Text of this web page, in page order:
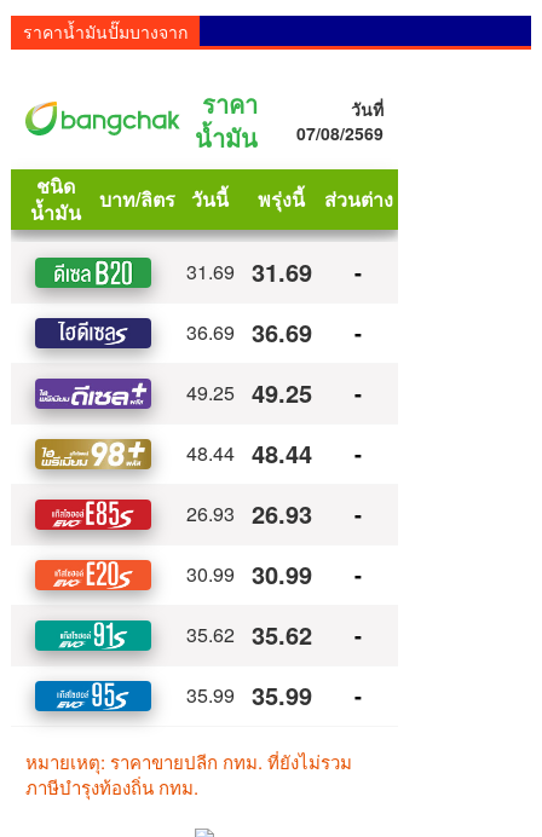
ราคาน้ำมันปั๊มบางจาก